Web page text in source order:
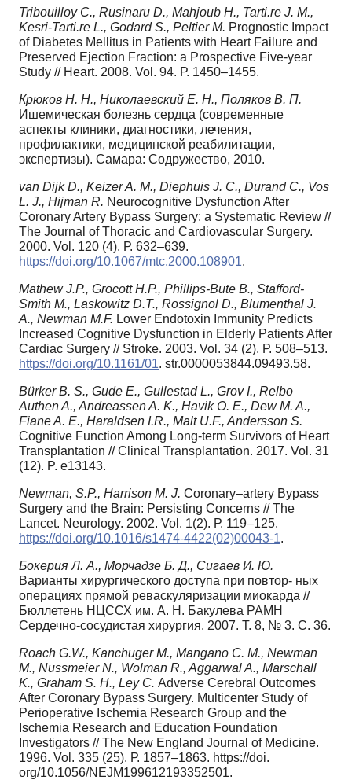
Tribouilloy C., Rusinaru D., Mahjoub H., Tarti.re J. M.,
Kesri-Tarti.re L., Godard S., Peltier M. Prognostic Impact
of Diabetes Mellitus in Patients with Heart Failure and
Preserved Ejection Fraction: a Prospective Five-year
Study // Heart. 2008. Vol. 94. Р. 1450–1455.
Крюков Н. Н., Николаевский Е. Н., Поляков В. П.
Ишемическая болезнь сердца (современные
аспекты клиники, диагностики, лечения,
профилактики, медицинской реабилитации,
экспертизы). Самара: Содружество, 2010.
van Dijk D., Keizer A. M., Diephuis J. C., Durand C., Vos
L. J., Hijman R. Neurocognitive Dysfunction After
Coronary Artery Bypass Surgery: a Systematic Review //
The Journal of Thoracic and Cardiovascular Surgery.
2000. Vol. 120 (4). Р. 632–639.
https://doi.org/10.1067/mtc.2000.108901.
Mathew J.P., Grocott H.P., Phillips-Bute B., Stafford-
Smith M., Laskowitz D.T., Rossignol D., Blumenthal J.
A., Newman M.F. Lower Endotoxin Immunity Predicts
Increased Cognitive Dysfunction in Elderly Patients After
Cardiac Surgery // Stroke. 2003. Vol. 34 (2). Р. 508–513.
https://doi.org/10.1161/01. str.0000053844.09493.58.
Bürker B. S., Gude E., Gullestad L., Grov I., Relbo
Authen A., Andreassen A. K., Havik O. E., Dew M. A.,
Fiane A. E., Haraldsen I.R., Malt U.F., Andersson S.
Cognitive Function Among Long-term Survivors of Heart
Transplantation // Clinical Transplantation. 2017. Vol. 31
(12). P. e13143.
Newman, S.P., Harrison M. J. Coronary–artery Bypass
Surgery and the Brain: Persisting Concerns // The
Lancet. Neurology. 2002. Vol. 1(2). Р. 119–125.
https://doi.org/10.1016/s1474-4422(02)00043-1.
Бокерия Л. А., Морчадзе Б. Д., Сигаев И. Ю.
Варианты хирургического доступа при повтор- ных
операциях прямой реваскуляризации миокарда //
Бюллетень НЦССХ им. А. Н. Бакулева РАМН
Сердечно-сосудистая хирургия. 2007. Т. 8, № 3. С. 36.
Roach G.W., Kanchuger M., Mangano C. M., Newman
M., Nussmeier N., Wolman R., Aggarwal A., Marschall
K., Graham S. H., Ley C. Adverse Cerebral Outcomes
After Coronary Bypass Surgery. Multicenter Study of
Perioperative Ischemia Research Group and the
Ischemia Research and Education Foundation
Investigators // The New England Journal of Medicine.
1996. Vol. 335 (25). Р. 1857–1863. https://doi.
org/10.1056/NEJM199612193352501.